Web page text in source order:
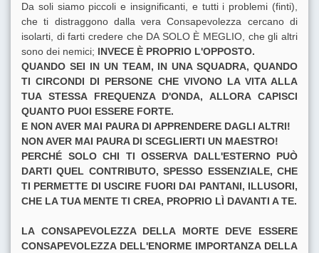
Da soli siamo piccoli e insignificanti, e tutti i problemi (finti),
che ti distraggono dalla vera Consapevolezza cercano di
isolarti, di farti credere che DA SOLO È MEGLIO, che gli altri
sono dei nemici; INVECE È PROPRIO L'OPPOSTO.
QUANDO SEI IN UN TEAM, IN UNA SQUADRA, QUANDO
TI CIRCONDI DI PERSONE CHE VIVONO LA VITA ALLA
TUA STESSA FREQUENZA D'ONDA, ALLORA CAPISCI
QUANTO PUOI ESSERE FORTE.
E NON AVER MAI PAURA DI APPRENDERE DAGLI ALTRI!
NON AVER MAI PAURA DI SCEGLIERTI UN MAESTRO!
PERCHÉ SOLO CHI TI OSSERVA DALL'ESTERNO PUÒ
DARTI QUEL CONTRIBUTO, SPESSO ESSENZIALE, CHE
TI PERMETTE DI USCIRE FUORI DAI PANTANI, ILLUSORI,
CHE LA TUA MENTE TI CREA, PROPRIO LÌ DAVANTI A TE.
LA CONSAPEVOLEZZA DELLA MORTE DEVE ESSERE
CONSAPEVOLEZZA DELL'ENORME IMPORTANZA DELLA